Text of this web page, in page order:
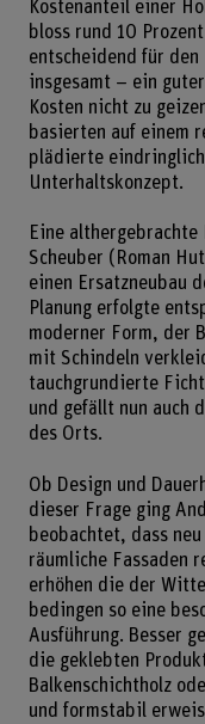
Kostenanteil einer
bloss rund 10
entscheidend für
insgesamt – ein
Kosten nicht zu
basierten auf einem
plädierte
Unterhaltskonzept.
Eine althergebrachte
Scheuber (Roman
einen Ersatzneubau
Planung erfolgte
moderner Form, der
mit Schindeln
tauchgrundierte
und gefällt nun auch
des Orts.
Ob Design und
dieser Frage ging
beobachtet, dass
räumliche Fassaden
erhöhen die der
bedingen so eine
Ausführung. Besser
die geklebten
Balkenschichtholz
und formstabil